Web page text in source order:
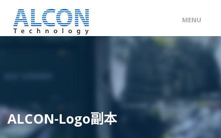
MENU
ENG / 中文
產品及服務
ALCON-Logo副本